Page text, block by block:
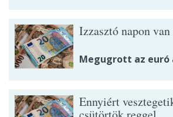
Izzasztó napon
Megugrott az euró
Ennyiért